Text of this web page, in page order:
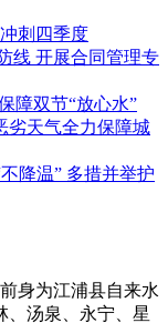
刺四季度
线 开展合同管理专
障双节“放心水”
劣天气全力保障城
降温” 多措并举护
身为江浦县自来水
、汤泉、永宁、星